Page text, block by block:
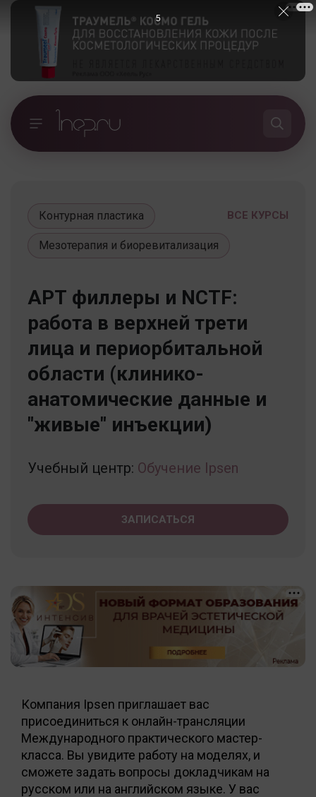
ВСЕ КУРСЫ
Контурная пластика
Мезотерапия и биоревитализация
АРТ филлеры и NCTF:
работа в верхней трети
лица и периорбитальной
области (клинико-
анатомические данные и
"живые" инъекции)
Учебный центр: Обучение Ipsen
ЗАПИСАТЬСЯ
Компания Ipsen приглашает вас
присоединиться к онлайн-трансляции
Международного практического мастер-
класса. Вы увидите работу на моделях, и
сможете задать вопросы докладчикам на
русском или на английском языке. У вас
5